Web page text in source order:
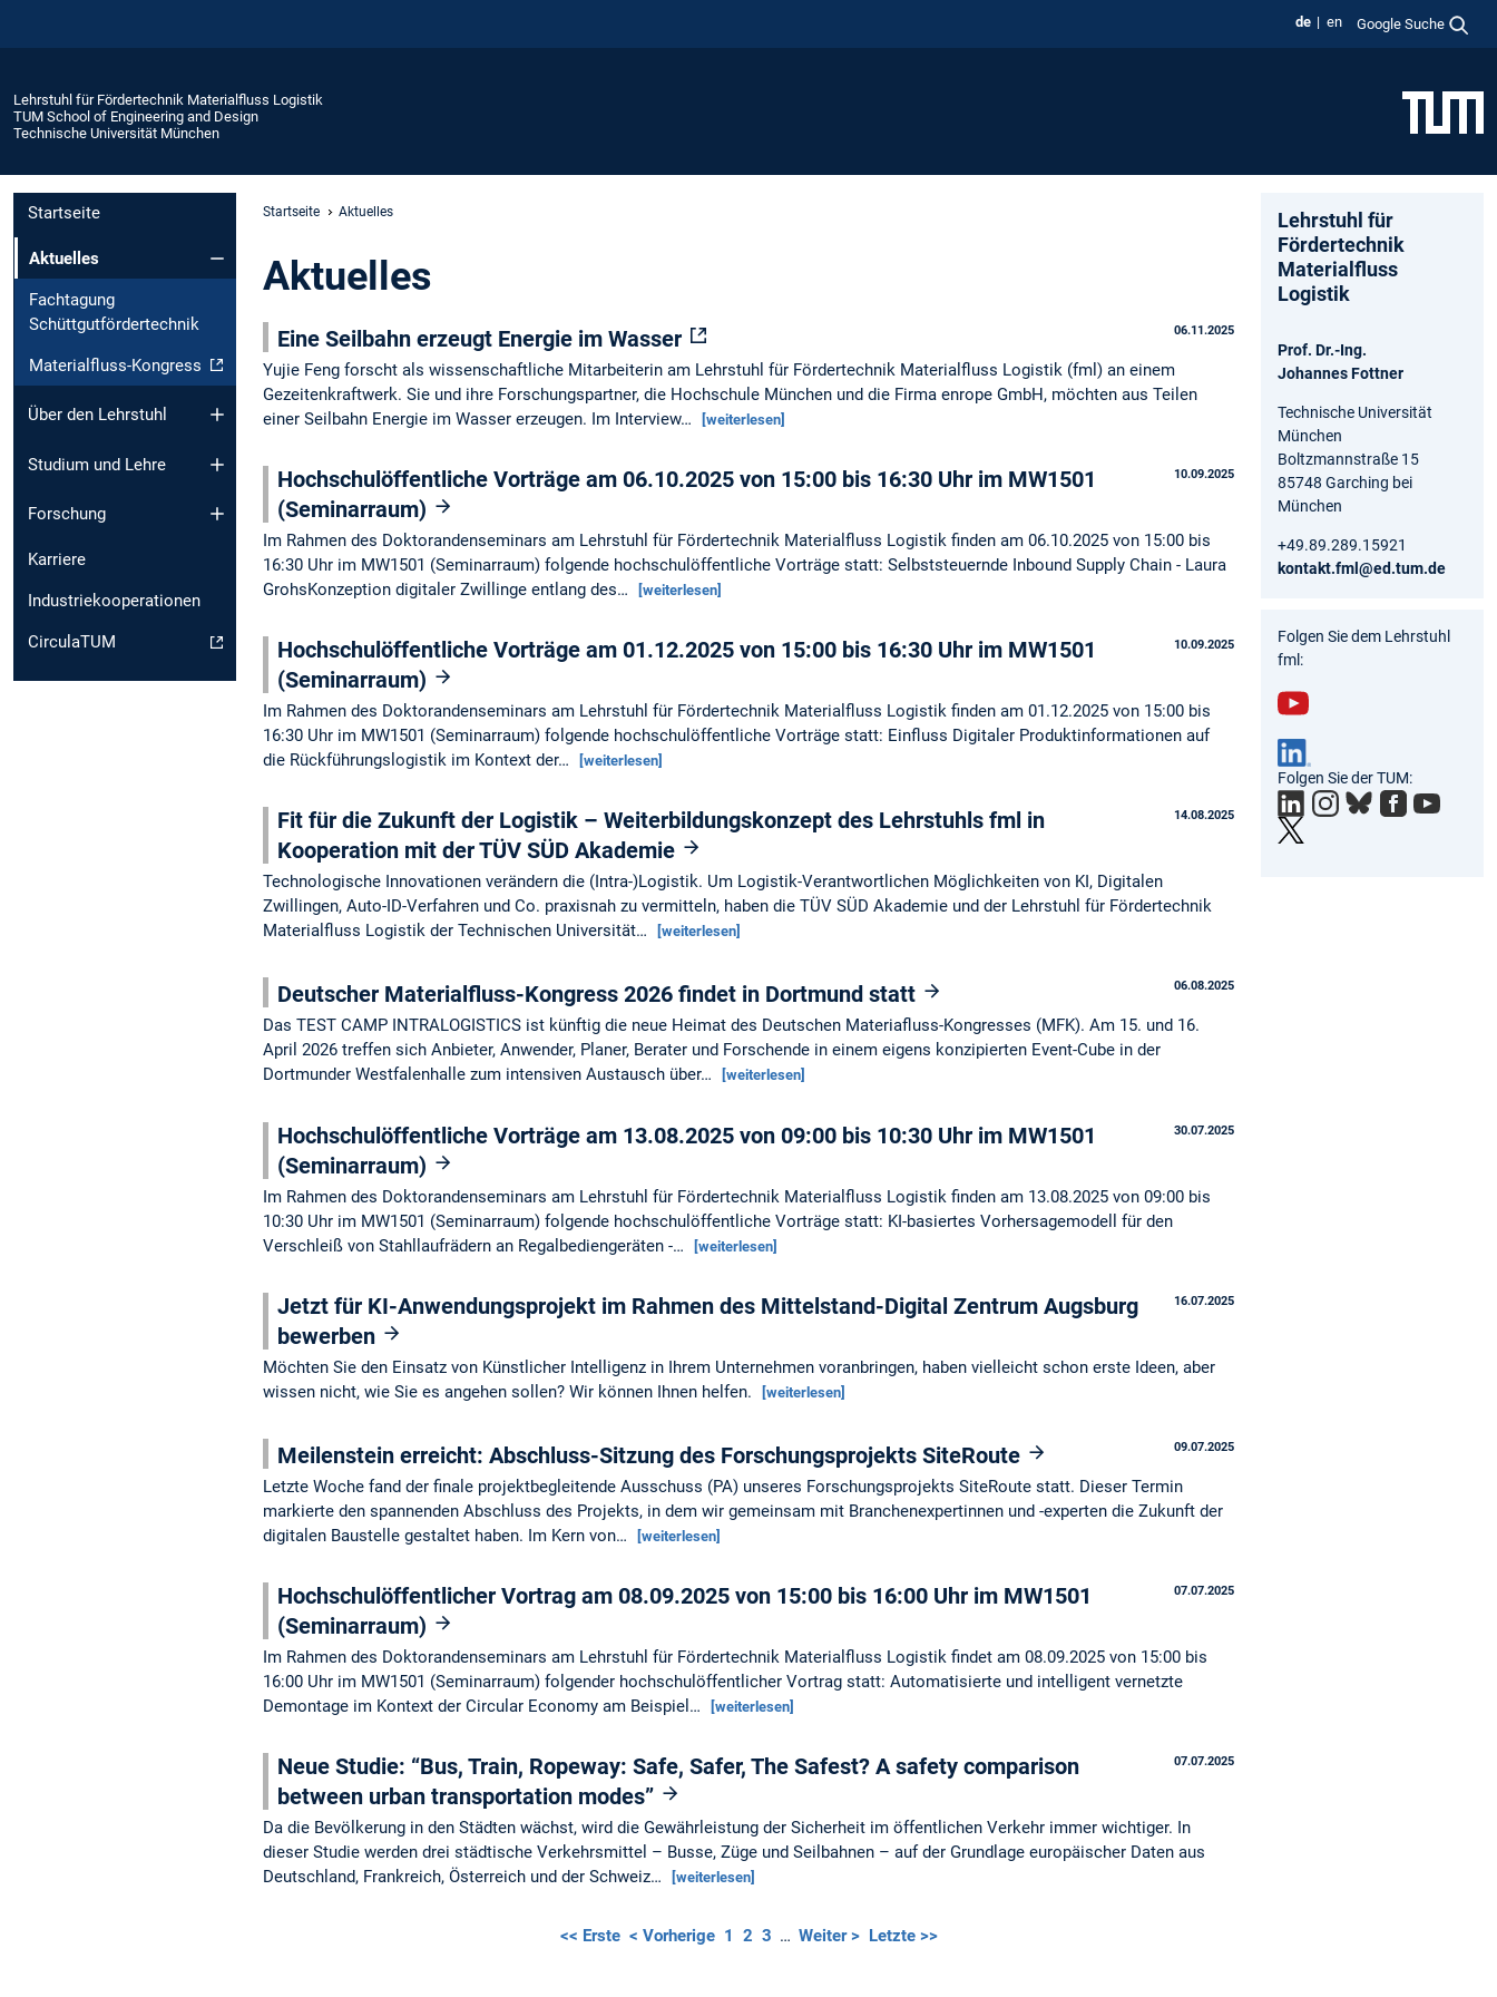
de en Google Suche
Lehrstuhl für Fördertechnik Materialfluss Logistik
TUM School of Engineering and Design
Technische Universität München
Startseite
Aktuelles
Fachtagung
Schüttgutfördertechnik
Materialfluss-Kongress
Über den Lehrstuhl
Studium und Lehre
Forschung
Karriere
Industriekooperationen
CirculaTUM
Startseite Aktuelles
Aktuelles
06.11.2025
Eine Seilbahn erzeugt Energie im Wasser
Yujie Feng forscht als wissenschaftliche Mitarbeiterin am Lehrstuhl für Fördertechnik Materialfluss Logistik (fml) an einem
Gezeitenkraftwerk. Sie und ihre Forschungspartner, die Hochschule München und die Firma enrope GmbH, möchten aus Teilen
einer Seilbahn Energie im Wasser erzeugen. Im Interview…
[weiterlesen]
10.09.2025
Hochschulöffentliche Vorträge am 06.10.2025 von 15:00 bis 16:30 Uhr im MW1501
(Seminarraum)
Im Rahmen des Doktorandenseminars am Lehrstuhl für Fördertechnik Materialfluss Logistik finden am 06.10.2025 von 15:00 bis
16:30 Uhr im MW1501 (Seminarraum) folgende hochschulöffentliche Vorträge statt: Selbststeuernde Inbound Supply Chain - Laura
GrohsKonzeption digitaler Zwillinge entlang des…
[weiterlesen]
10.09.2025
Hochschulöffentliche Vorträge am 01.12.2025 von 15:00 bis 16:30 Uhr im MW1501
(Seminarraum)
Im Rahmen des Doktorandenseminars am Lehrstuhl für Fördertechnik Materialfluss Logistik finden am 01.12.2025 von 15:00 bis
16:30 Uhr im MW1501 (Seminarraum) folgende hochschulöffentliche Vorträge statt: Einfluss Digitaler Produktinformationen auf
die Rückführungslogistik im Kontext der…
[weiterlesen]
14.08.2025
Fit für die Zukunft der Logistik – Weiterbildungskonzept des Lehrstuhls fml in
Kooperation mit der TÜV SÜD Akademie
Technologische Innovationen verändern die (Intra-)Logistik. Um Logistik-Verantwortlichen Möglichkeiten von KI, Digitalen
Zwillingen, Auto-ID-Verfahren und Co. praxisnah zu vermitteln, haben die TÜV SÜD Akademie und der Lehrstuhl für Fördertechnik
Materialfluss Logistik der Technischen Universität…
[weiterlesen]
06.08.2025
Deutscher Materialfluss-Kongress 2026 findet in Dortmund statt
Das TEST CAMP INTRALOGISTICS ist künftig die neue Heimat des Deutschen Materiafluss-Kongresses (MFK). Am 15. und 16.
April 2026 treffen sich Anbieter, Anwender, Planer, Berater und Forschende in einem eigens konzipierten Event-Cube in der
Dortmunder Westfalenhalle zum intensiven Austausch über…
[weiterlesen]
30.07.2025
Hochschulöffentliche Vorträge am 13.08.2025 von 09:00 bis 10:30 Uhr im MW1501
(Seminarraum)
Im Rahmen des Doktorandenseminars am Lehrstuhl für Fördertechnik Materialfluss Logistik finden am 13.08.2025 von 09:00 bis
10:30 Uhr im MW1501 (Seminarraum) folgende hochschulöffentliche Vorträge statt: KI-basiertes Vorhersagemodell für den
Verschleiß von Stahllaufrädern an Regalbediengeräten -…
[weiterlesen]
16.07.2025
Jetzt für KI-Anwendungsprojekt im Rahmen des Mittelstand-Digital Zentrum Augsburg
bewerben
Möchten Sie den Einsatz von Künstlicher Intelligenz in Ihrem Unternehmen voranbringen, haben vielleicht schon erste Ideen, aber
wissen nicht, wie Sie es angehen sollen? Wir können Ihnen helfen.
[weiterlesen]
09.07.2025
Meilenstein erreicht: Abschluss-Sitzung des Forschungsprojekts SiteRoute
Letzte Woche fand der finale projektbegleitende Ausschuss (PA) unseres Forschungsprojekts SiteRoute statt. Dieser Termin
markierte den spannenden Abschluss des Projekts, in dem wir gemeinsam mit Branchenexpertinnen und -experten die Zukunft der
digitalen Baustelle gestaltet haben. Im Kern von…
[weiterlesen]
07.07.2025
Hochschulöffentlicher Vortrag am 08.09.2025 von 15:00 bis 16:00 Uhr im MW1501
(Seminarraum)
Im Rahmen des Doktorandenseminars am Lehrstuhl für Fördertechnik Materialfluss Logistik findet am 08.09.2025 von 15:00 bis
16:00 Uhr im MW1501 (Seminarraum) folgender hochschulöffentlicher Vortrag statt: Automatisierte und intelligent vernetzte
Demontage im Kontext der Circular Economy am Beispiel…
[weiterlesen]
07.07.2025
Neue Studie: “Bus, Train, Ropeway: Safe, Safer, The Safest? A safety comparison
between urban transportation modes”
Da die Bevölkerung in den Städten wächst, wird die Gewährleistung der Sicherheit im öffentlichen Verkehr immer wichtiger. In
dieser Studie werden drei städtische Verkehrsmittel – Busse, Züge und Seilbahnen – auf der Grundlage europäischer Daten aus
Deutschland, Frankreich, Österreich und der Schweiz…
[weiterlesen]
<< Erste < Vorherige 1 2 3 … Weiter > Letzte >>
Lehrstuhl für
Fördertechnik
Materialfluss
Logistik
Prof. Dr.-Ing.
Johannes Fottner
Technische Universität
München
Boltzmannstraße 15
85748 Garching bei
München
+49.89.289.15921
kontakt.fml@ed.tum.de
Folgen Sie dem Lehrstuhl
fml:
You
tub
e
Folgen Sie der TUM: